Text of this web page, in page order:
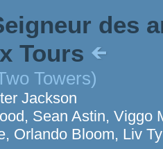
des
Tours
Towers)
Jackson
Sean Astin, Viggo
Orlando Bloom, Liv